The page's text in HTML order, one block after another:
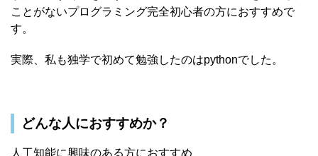
ことがないプログラミング完全初心者の方におすすめで
す。
実際、私も独学で初めて勉強したのはpythonでした。
どんな人におすすめか？
人工知能に興味のある方におすすめ